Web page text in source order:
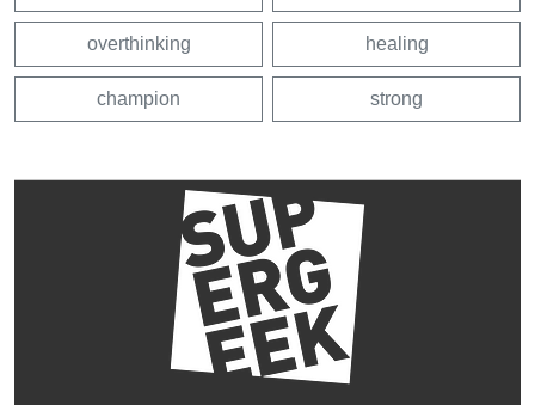
overthinking healing
champion strong